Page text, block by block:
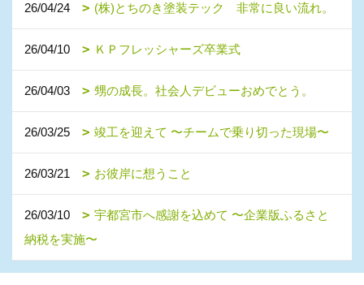
26/04/24 (株)とちのき塗装テック 非常に良い流れ。
26/04/10 ＫＰフレッシャーズ卒業式
26/04/03 甥の成長。社会人デビューおめでとう。
26/03/25 竣工を迎えて 〜チームで乗り切った現場〜
26/03/21 お彼岸に想うこと
26/03/10
宇都宮市へ感謝を込めて 〜企業版ふるさと
納税を実施〜